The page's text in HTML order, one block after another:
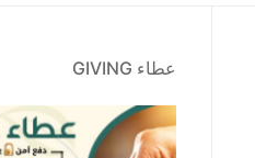
عطاء GIVING